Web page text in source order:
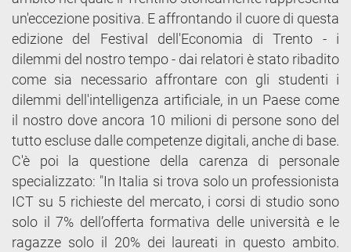
un'eccezione positiva. E affrontando il cuore di questa
edizione del Festival dell'Economia di Trento - i
dilemmi del nostro tempo - dai relatori è stato ribadito
come sia necessario affrontare con gli studenti i
dilemmi dell'intelligenza artificiale, in un Paese come
il nostro dove ancora 10 milioni di persone sono del
tutto escluse dalle competenze digitali, anche di base.
C'è poi la questione della carenza di personale
specializzato: "In Italia si trova solo un professionista
ICT su 5 richieste del mercato, i corsi di studio sono
solo il 7% dell’offerta formativa delle università e le
ragazze solo il 20% dei laureati in questo ambito.